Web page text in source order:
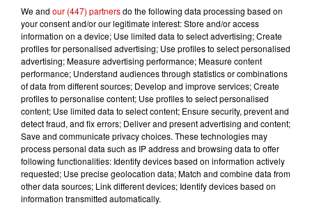
14h48
Vendre un chiot en animalerie
peut coûter très cher
14h03
Invasion de physalies sur des
plages du Sud-Ouest
We and our (447) partnersdo the following data processing based on
your consent and/or our legitimate interest: Store and/or access
information on a device; Use limited data to select advertising; Create
profiles for personalised advertising; Use profiles to select personalised
advertising; Measure advertising performance; Measure content
performance; Understand audiences through statistics or combinations
of data from different sources; Develop and improve services; Create
profiles to personalise content; Use profiles to select personalised
content; Use limited data to select content; Ensure security, prevent and
detect fraud, and fix errors; Deliver and present advertising and content;
Save and communicate privacy choices. These technologies may
process personal data such as IP address and browsing data to offer
following functionalities: Identify devices based on information actively
requested; Use precise geolocation data; Match and combine data from
other data sources; Link different devices; Identify devices based on
information transmitted automatically.